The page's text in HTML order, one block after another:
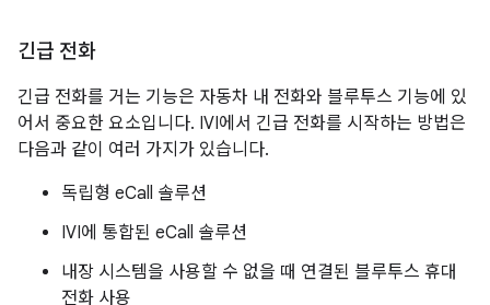
긴급 전화
긴급 전화를 거는 기능은 자동차 내 전화와 블루투스 기능에 있
어서 중요한 요소입니다. IVI에서 긴급 전화를 시작하는 방법은
다음과 같이 여러 가지가 있습니다.
독립형 eCall 솔루션
IVI에 통합된 eCall 솔루션
내장 시스템을 사용할 수 없을 때 연결된 블루투스 휴대
전화 사용